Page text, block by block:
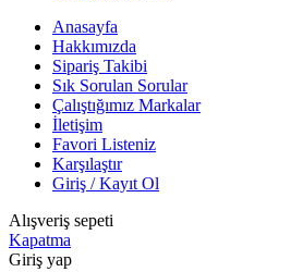
Anasayfa
Hakkımızda
Sipariş Takibi
Sık Sorulan Sorular
Çalıştığımız Markalar
İletişim
Favori Listeniz
Karşılaştır
Giriş / Kayıt Ol
Alışveriş sepeti
Kapatma
Giriş yap